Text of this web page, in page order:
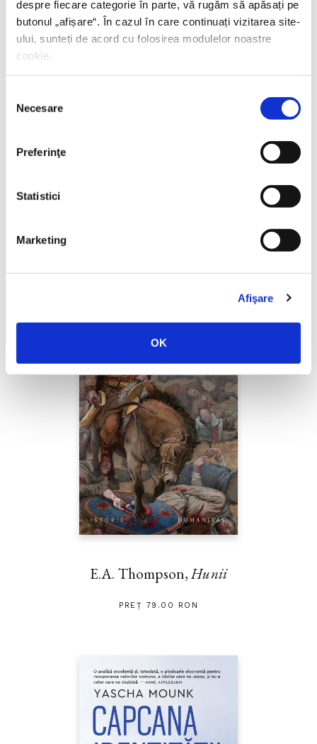
despre fiecare categorie în parte, vă rugăm să apăsați pe
butonul „ afișare“. În cazul în care continuați vizitarea site-
ului, sunteți de acord cu folosirea modulelor noastre
cookie.
consimțământului
Necesare
Preferinţe
Statistici
Marketing
Afişare
OK
Lumea noastră orwelliană
E.A. Thompson,Hunii
PREȚ 79.00 RON